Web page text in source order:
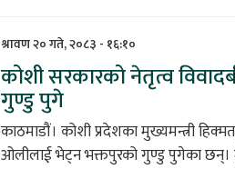
श्रावण २० गते, २०८३ - १६:१०
कोशी सरकारको नेतृत्व
गुण्डु पुगे
काठमाडौं। कोशी प्रदेशका मुख्यमन्त्री
ओलीलाई भेट्न भक्तपुरको गुण्डु पुगेका छन्।